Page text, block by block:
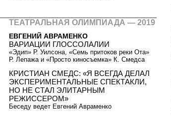
ТЕАТРАЛЬНАЯ ОЛИМПИАДА — 2019
ЕВГЕНИЙ АВРАМЕНКО
ВАРИАЦИИ ГЛОССОЛАЛИИ
«Эдип» Р. Уилсона, «Семь притоков реки Ота»
Р. Лепажа и «Просто киносъемка» К. Смедса
КРИСТИАН СМЕДС: «Я ВСЕГДА ДЕЛАЛ
ЭКСПЕРИМЕНТАЛЬНЫЕ СПЕКТАКЛИ,
НО НЕ СТАЛ ЭЛИТАРНЫМ
РЕЖИССЕРОМ»
Беседу ведет Евгений Авраменко